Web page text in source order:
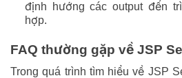
định hướng các output đến
hợp.
FAQ thường gặp về JSP
Trong quá trình tìm hiểu về JSP